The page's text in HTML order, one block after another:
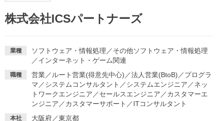
採用情報を探す
説明会を探す
インターンを探す
イベントを探す スカウト お知らせ
就活ノウハウ・サポート
株式会社ICSパートナーズ
業種 ソフトウェア・情報処理 ／その他ソフトウェア・情報処理
／インターネット・ゲーム関連
職種 営業／ ルート営業(得意先中心) ／法人営業(BtoB) ／プログラ
マ ／システムコンサルタント ／システムエンジニア ／ネッ
トワークエンジニア ／セールスエンジニア ／カスタマーエ
ンジニア ／カスタマーサポート ／ITコンサルタント
本社 大阪府／東京都